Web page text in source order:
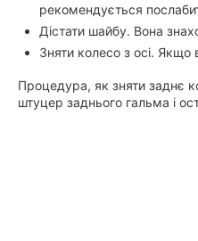
рекомендується
Дістати шайбу. Вона
Зняти колесо з осі. Якщо
Процедура, як зняти заднє
штуцер заднього гальма і